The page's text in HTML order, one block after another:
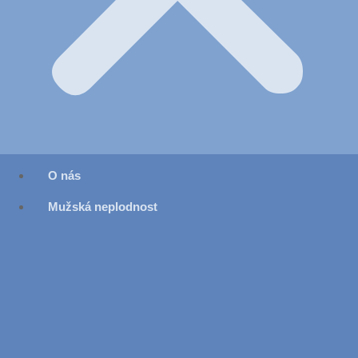
O nás
Mužská neplodnost